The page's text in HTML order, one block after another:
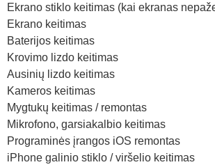
Ekrano stiklo keitimas (kai ekranas
Ekrano keitimas
Baterijos keitimas
Krovimo lizdo keitimas
Ausinių lizdo keitimas
Kameros keitimas
Mygtukų keitimas / remontas
Mikrofono, garsiakalbio keitimas
Programinės įrangos iOS remontas
iPhone galinio stiklo / viršelio keitimas